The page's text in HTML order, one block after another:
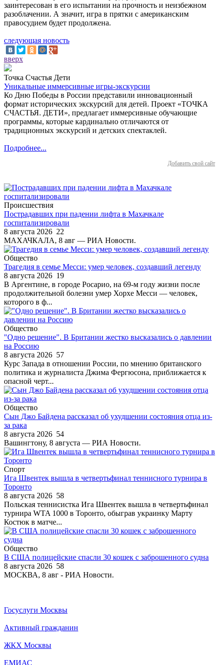
заинтересован в его испытании на прочность и неизбежном
разоблачении. А значит, игра в прятки с американским
правосудием будет продолжена.
следующая новость
вверх
Точка Счастья Дети
Уникальные иммерсивные игры-экскурсии
Ко Дню Победы в России представили инновационный
формат исторических экскурсий для детей. Проект «ТОЧКА
СЧАСТЬЯ. ДЕТИ», предлагает иммерсивные обучающие
программы, которые кардинально отличаются от
традиционных экскурсий и детских спектаклей.
Подробнее...
Добавить свой сайт
Происшествия
Пострадавших при падении лифта в Махачкале
госпитализировали
8 августа 2026 22
МАХАЧКАЛА, 8 авг — РИА Новости.
Общество
Трагедия в семье Месси: умер человек, создавший легенду
8 августа 2026 19
В Аргентине, в городе Росарио, на 69-м году жизни после
продолжительной болезни умер Хорхе Месси — человек,
которого в ф...
Общество
"Одно решение". В Британии жестко высказались о давлении
на Россию
8 августа 2026 57
Курс Запада в отношении России, по мнению британского
политика и журналиста Джима Фергюсона, приближается к
опасной черт...
Общество
Сын Джо Байдена рассказал об ухудшении состояния отца из-
за рака
8 августа 2026 54
Вашингтону, 8 августа — РИА Новости.
Спорт
Ига Швентек вышла в четвертьфинал теннисного турнира в
Торонто
8 августа 2026 58
Польская теннисистка Ига Швентек вышла в четвертьфинал
турнира WTA 1000 в Торонто, обыграв украинку Марту
Костюк в матче...
Общество
В США полицейские спасли 30 кошек с заброшенного судна
8 августа 2026 58
МОСКВА, 8 авг - РИА Новости.
Госуслуги Москвы
Активный гражданин
ЖКХ Москвы
ЕМИАС